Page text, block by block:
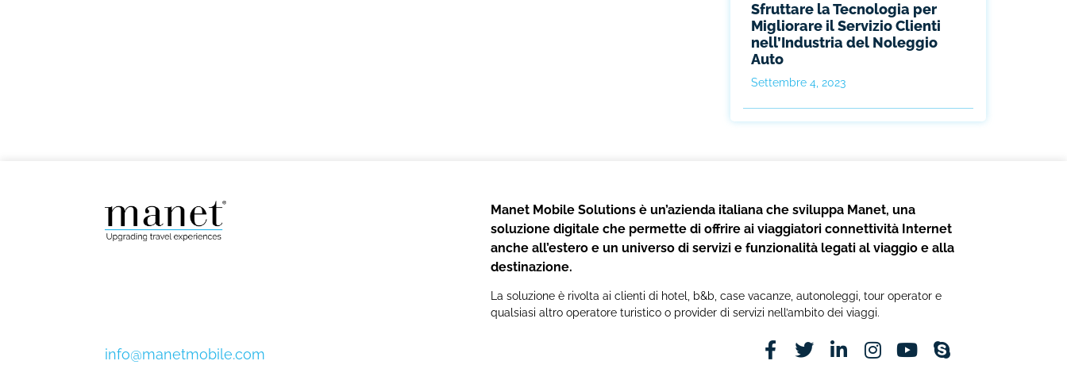
Sfruttare la Tecnologia per
Migliorare il Servizio Clienti
nell’Industria del Noleggio
Auto
Settembre 4, 2023
Manet Mobile Solutions è un’azienda italiana che sviluppa Manet, una
soluzione digitale che permette di offrire ai viaggiatori connettività Internet
anche all’estero e un universo di servizi e funzionalità legati al viaggio e alla
destinazione.
La soluzione è rivolta ai clienti di hotel, b&b, case vacanze, autonoleggi, tour operator e
qualsiasi altro operatore turistico o provider di servizi nell’ambito dei viaggi.
info@manetmobile.com